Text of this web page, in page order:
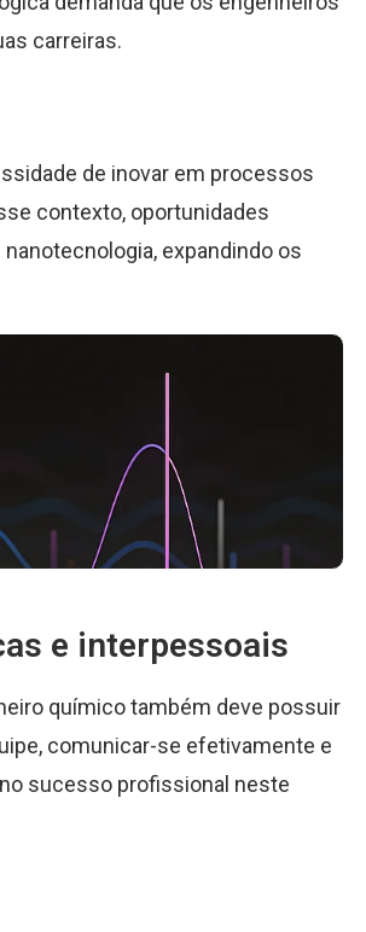
carreiras.
de inovar em processos
contexto, oportunidades
expandindo os
e interpessoais
químico também deve possuir
comunicar-se efetivamente e
sucesso profissional neste